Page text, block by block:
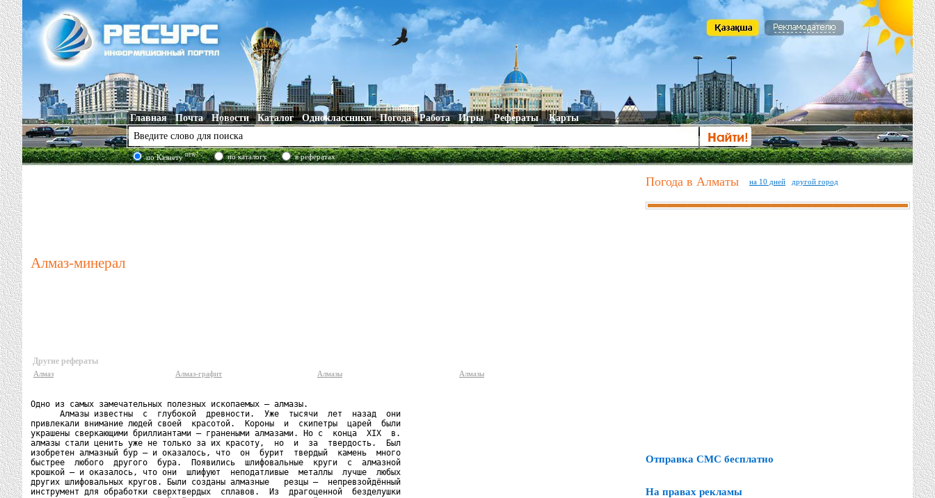
Главная Почта Новости Каталог Одноклассники Погода Работа Игры Рефераты Карты
по Казнетуnew! по каталогу в рефератах
Алмаз-минерал
Другие рефераты
Алмаз Алмаз-графит Алмазы Алмазы
Одно из самых замечательных полезных ископаемых — алмазы.
      Алмазы известны  с  глубокой  древности.  Уже  тысячи  лет  назад  они
привлекали внимание людей своей  красотой.  Короны  и  скипетры  царей  были
украшены сверкающими бриллиантами — гранеными алмазами. Но с  конца  XIX  в.
алмазы стали ценить уже не только за их красоту,  но  и  за  твердость.  Был
изобретен алмазный бур — и оказалось, что  он  бурит  твердый  камень  много
быстрее  любого  другого  бура.  Появились  шлифовальные  круги  с  алмазной
крошкой — и оказалось, что они  шлифуют  неподатливые  металлы  лучше  любых
других шлифовальных кругов. Были созданы алмазные   резцы —  непревзойдённый
инструмент для обработки сверхтвердых  сплавов.  Из  драгоценной  безделушки
Погода в Алматы на 10 дней другой город
Отправка СМС бесплатно
На правах рекламы